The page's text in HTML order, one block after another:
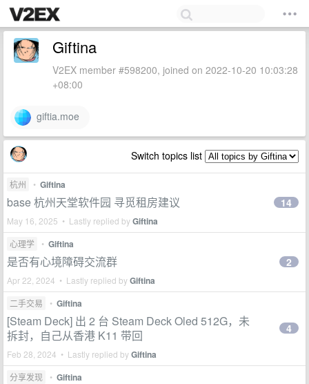
Giftina
V2EX member #598200, joined on 2022-10-20 10:03:28
+08:00
giftia.moe
Switch topics list
杭州 • Giftina
base 杭州天堂软件园 寻觅租房建议
May 16, 2025 • Lastly replied byGiftina
14
心理学 • Giftina
是否有心境障碍交流群
Apr 22, 2024 • Lastly replied byGiftina
2
二手交易 • Giftina
[Steam Deck] 出 2 台 Steam Deck Oled 512G，未
拆封，自己从香港 K11 带回
Feb 28, 2024 • Lastly replied byGiftina
4
分享发现 • Giftina